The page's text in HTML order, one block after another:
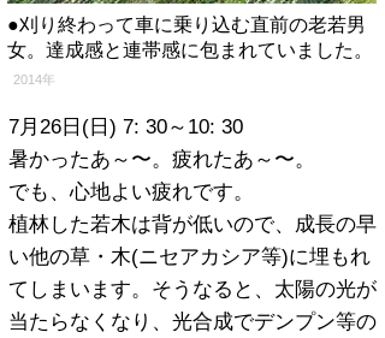
●刈り終わって車に乗り込む直前の老若男
女。達成感と連帯感に包まれていました。
​2014年
7月26日(日) 7: 30～10: 30
暑かったあ～〜。疲れたあ～〜。
でも、心地よい疲れです。
植林した若木は背が低いので、成長の早
い他の草・木(ニセアカシア等)に埋もれ
てしまいます。そうなると、太陽の光が
当たらなくなり、光合成でデンプン等の